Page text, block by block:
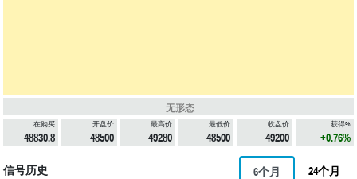
无形态
在购买
48830.8
开盘价
48500
最高价
49280
最低价
48500
收盘价
49200
获得%
+0.76%
信号历史 6个月 24个月